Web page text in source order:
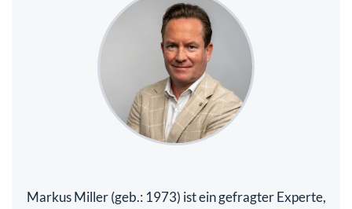
Markus Miller (geb.: 1973) ist ein gefragter Experte,